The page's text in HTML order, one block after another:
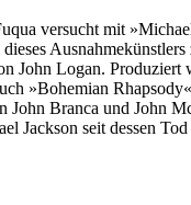
versucht mit
John Logan. Produziert
»Bohemian
John Branca und John
Jackson seit dessen